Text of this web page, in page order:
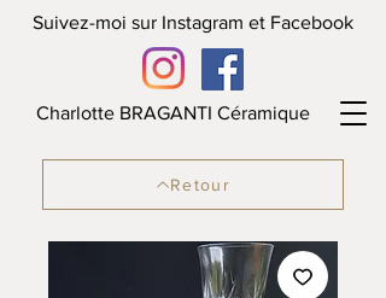
Charlotte BRAGANTI Céramique
Suivez-moi sur Instagram et Facebook
Retour